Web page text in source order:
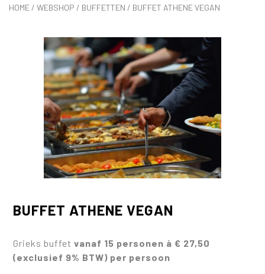
HOME / WEBSHOP / BUFFETTEN / BUFFET ATHENE VEGAN
BUFFET ATHENE VEGAN
Grieks buffetvanaf 15 personen à € 27,50
(exclusief 9% BTW) per persoon